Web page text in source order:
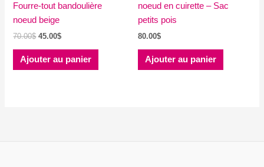
Fourre-tout bandoulière
noeud beige
70.00$ Le
initial
45.00$Le
actuel
est :
Ajouter au panier
noeud en cuirette – Sac
petits pois
80.00$
Ajouter au panier